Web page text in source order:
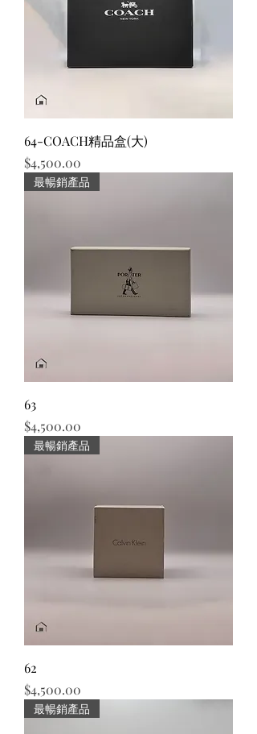
64-COACH精品盒(大)
價格
$4,500.00
最暢銷產品
63
價格
$4,500.00
最暢銷產品
62
價格
$4,500.00
最暢銷產品